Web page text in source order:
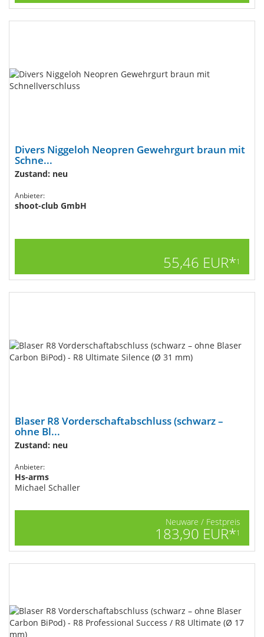
Divers Niggeloh Neopren Gewehrgurt braun mit
Schne...
Zustand: neu
Anbieter:
shoot-club GmbH
55,46 EUR*1
Blaser R8 Vorderschaftabschluss (schwarz –
ohne Bl...
Zustand: neu
Anbieter:
Hs-arms
Michael Schaller
Neuware / Festpreis
183,90 EUR*1